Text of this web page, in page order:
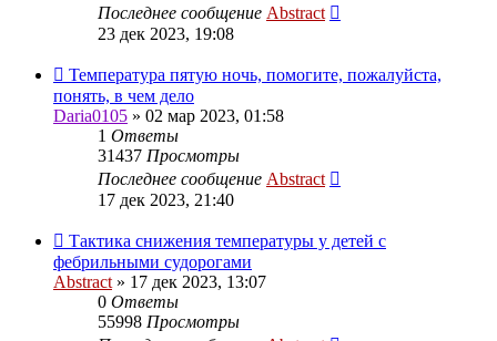
Последнее сообщение Abstract
23 дек 2023, 19:08
Температура пятую ночь, помогите, пожалуйста,
понять, в чем дело
Daria0105 » 02 мар 2023, 01:58
1 Ответы
31437 Просмотры
Последнее сообщение Abstract
17 дек 2023, 21:40
Тактика снижения температуры у детей с
фебрильными судорогами
Abstract » 17 дек 2023, 13:07
0 Ответы
55998 Просмотры